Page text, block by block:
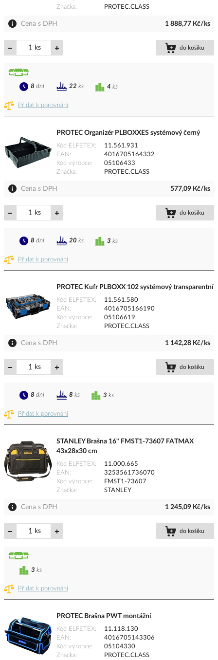
Značka
PROTEC.CLASS
Cena s DPH 1 888,77 Kč/ks
ks do košíku
Přidat k porovnání
4 ks
8 dní 22 ks
PROTEC Organizér PLBOXXES systémový černý
Kód ELFETEX
11.561.931
EAN
4016705164332
Kód výrobce
05106433
Značka
PROTEC.CLASS
Cena s DPH 577,09 Kč/ks
ks do košíku
Přidat k porovnání
3 ks
8 dní 20 ks
PROTEC Kufr PLBOXX 102 systémový transparentní
Kód ELFETEX
11.561.580
EAN
4016705166190
Kód výrobce
05106619
Značka
PROTEC.CLASS
Cena s DPH 1 142,28 Kč/ks
ks do košíku
Přidat k porovnání
3 ks
8 dní 8 ks
STANLEY Brašna 16" FMST1-73607 FATMAX
43x28x30 cm
Kód ELFETEX
11.000.665
EAN
3253561736070
Kód výrobce
FMST1-73607
Značka
STANLEY
Cena s DPH 1 245,09 Kč/ks
ks do košíku
Přidat k porovnání
3 ks
PROTEC Brašna PWT montážní
Kód ELFETEX
11.118.130
EAN
4016705143306
Kód výrobce
05104330
Značka
PROTEC.CLASS